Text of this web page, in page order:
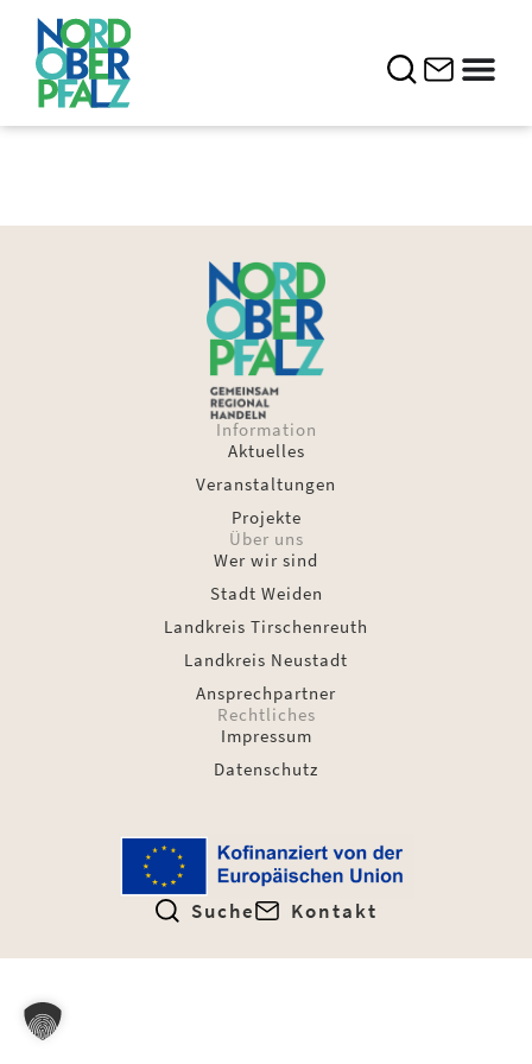
Information
Aktuelles
Veranstaltungen
Projekte
Über uns
Wer wir sind
Stadt Weiden
Landkreis Tirschenreuth
Landkreis Neustadt
Ansprechpartner
Rechtliches
Impressum
Datenschutz
Suche Kontakt